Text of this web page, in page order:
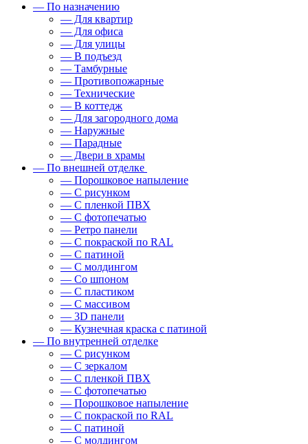
— По назначению
— Для квартир
— Для офиса
— Для улицы
— В подъезд
— Тамбурные
— Противопожарные
— Технические
— В коттедж
— Для загородного дома
— Наружные
— Парадные
— Двери в храмы
— По внешней отделке
— Порошковое напыление
— С рисунком
— С пленкой ПВХ
— С фотопечатью
— Ретро панели
— С покраской по RAL
— С патиной
— С молдингом
— Со шпоном
— С пластиком
— С массивом
— 3D панели
— Кузнечная краска с патиной
— По внутренней отделке
— С рисунком
— С зеркалом
— С пленкой ПВХ
— С фотопечатью
— Порошковое напыление
— С покраской по RAL
— С патиной
— С молдингом